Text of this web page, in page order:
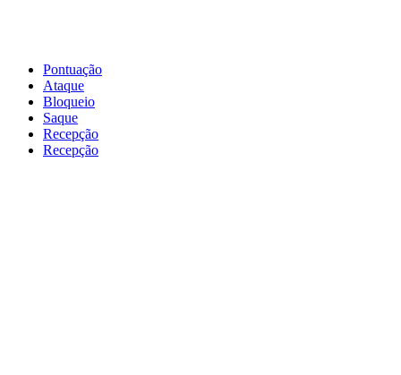
Pontuação
Ataque
Bloqueio
Saque
Recepção
Recepção